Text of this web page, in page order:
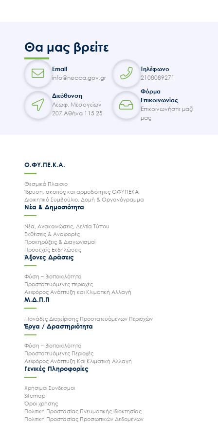
Θα μας βρείτε
Email
info@necca.gov.gr
Τηλέφωνο
2108089271
Διεύθυνση
Λεωφ. Μεσογείων
207 Αθήνα 115 25
Φόρμα
Επικοινωνίας
Επικοινωνήστε μαζί
μας
Ο.ΦΥ.ΠΕ.Κ.Α.
Θεσμικό Πλαισιο
Ίδρυση, σκοπός και αρμοδιότητες ΟΦΥΠΕΚΑ
Διοικητικό Συμβούλιο, Δομή & Οργανόγραμμα
Νέα & Δημοσιότητα
Νέα, Ανακοινώσεις, Δελτία Τύπου
Εκθέσεις & Αναφορές
Προκηρύξεις & Διαγωνισμοί
Προσεχείς Εκδηλώσεις
Άξονες Δράσεις
Φύση – Βιοποικιλότητα
Προστατευόμενες περιοχές
Αειφόρος Ανάπτυξη και Κλιματική Αλλαγή
Μ.Δ.Π.Π
Μονάδες Διαχείρισης Προστατευόμενων Περιοχών
Έργα / Δραστηριότητα
Φύση – Βιοποικιλότητα
Προστατευόμενες Περιοχές
Αειφόρος Ανάπτυξη Και Κλιματική Αλλαγή
Γενικές Πληροφορίες
Χρήσιμοι Συνδέσμοι
Sitemap
Όροι χρήσης
Πολιτική Προστασίας Πνευματικής Ιδιοκτησίας
Πολιτική Προστασίας Προσωπικών Δεδομένων